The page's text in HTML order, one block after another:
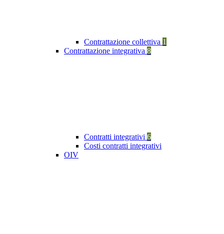
Contrattazione collettiva 1
Contrattazione integrativa 8
Contratti integrativi 6
Costi contratti integrativi
OIV